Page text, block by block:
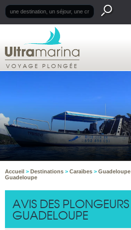
VOYAGE PLONGÉE
Accueil > Destinations > Caraïbes > Guadeloupe
Guadeloupe
AVIS DES PLONGEURS
GUADELOUPE